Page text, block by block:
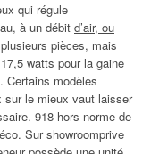
qui régule
à un débit d’air, ou
pièces, mais
watts pour la gaine
Certains modèles
le mieux vaut laisser
918 hors norme de
Sur showroomprive